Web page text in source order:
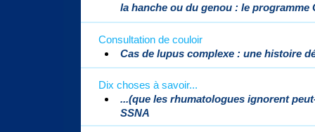
la hanche ou du genou : le programme
Consultation de couloir
Cas de lupus complexe : une histoire
Dix choses à savoir...
...(que les rhumatologues ignorent
SSNA